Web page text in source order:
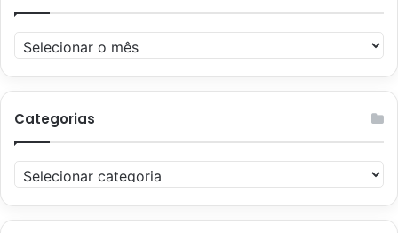
Arquivos
Categorias
Categorias